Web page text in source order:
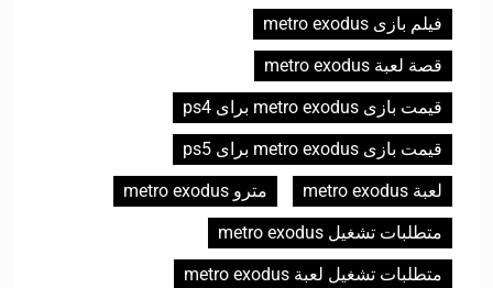
فیلم بازی metro exodus
قصة لعبة metro exodus
قیمت بازی metro exodus برای ps4
قیمت بازی metro exodus برای ps5
لعبة metro exodus
مترو metro exodus
متطلبات تشغيل metro exodus
متطلبات تشغيل لعبة metro exodus